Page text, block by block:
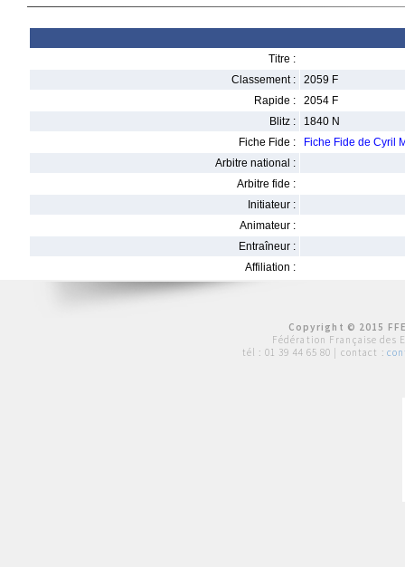
Titre :
Classement :
2059 F
Rapide :
2054 F
Blitz :
1840 N
Fiche Fide :
Fiche Fide de Cyril
Arbitre national :
Arbitre fide :
Initiateur :
Animateur :
Entraîneur :
Affiliation :
Copyright © 2015
Fédération Française des
tél : 01 39 44 65 80 | contact :